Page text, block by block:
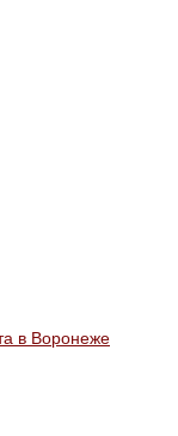
в Воронеже